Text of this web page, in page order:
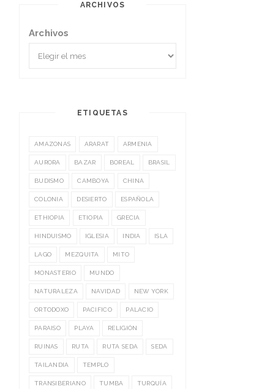
ARCHIVOS
Archivos
ETIQUETAS
AMAZONAS ARARAT ARMENIA
AURORA BAZAR BOREAL BRASIL
BUDISMO CAMBOYA CHINA
COLONIA DESIERTO ESPAÑOLA
ETHIOPIA ETIOPIA GRECIA
HINDUISMO IGLESIA INDIA ISLA
LAGO MEZQUITA MITO
MONASTERIO MUNDO
NATURALEZA NAVIDAD NEW YORK
ORTODOXO PACIFICO PALACIO
PARAISO PLAYA RELIGIÓN
RUINAS RUTA RUTA SEDA SEDA
TAILANDIA TEMPLO
TRANSIBERIANO TUMBA TURQUÍA